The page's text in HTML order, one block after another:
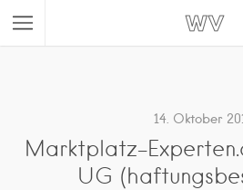
14. Oktober
Marktplatz-
UG